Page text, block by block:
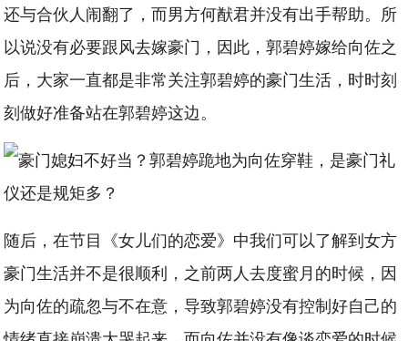
还与合伙人闹翻了，而男方何猷君并没有出手帮助。所
以说没有必要跟风去嫁豪门，因此，郭碧婷嫁给向佐之
后，大家一直都是非常关注郭碧婷的豪门生活，时时刻
刻做好准备站在郭碧婷这边。
随后，在节目《女儿们的恋爱》中我们可以了解到女方
豪门生活并不是很顺利，之前两人去度蜜月的时候，因
为向佐的疏忽与不在意，导致郭碧婷没有控制好自己的